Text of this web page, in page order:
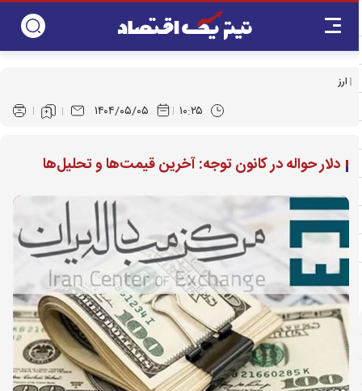
ارز
۱۴۰۴/۰۵/۰۵ ۱۰:۲۵
دلار حواله در کانون توجه: آخرین قیمت‌ها و تحلیل‌ها